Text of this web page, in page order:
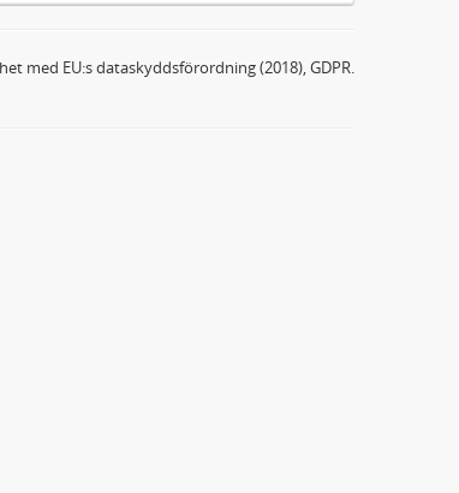
med EU:s dataskyddsförordning (2018), GDPR.